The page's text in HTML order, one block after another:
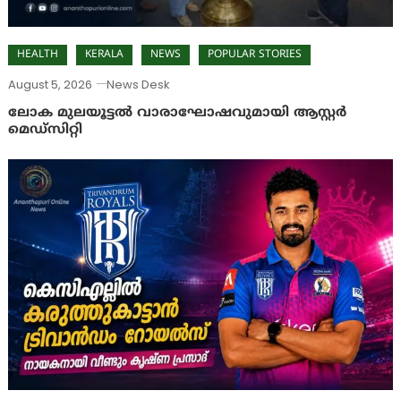
HEALTH KERALA NEWS POPULAR STORIES
August 5, 2026
News Desk
ലോക മുലയൂട്ടൽ വാരാഘോഷവുമായി ആസ്റ്റർ
മെഡ്‌സിറ്റി